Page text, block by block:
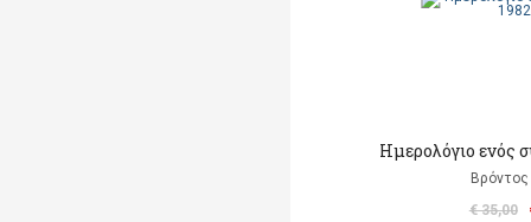
Ημερολόγιο ενός
€ 35,00